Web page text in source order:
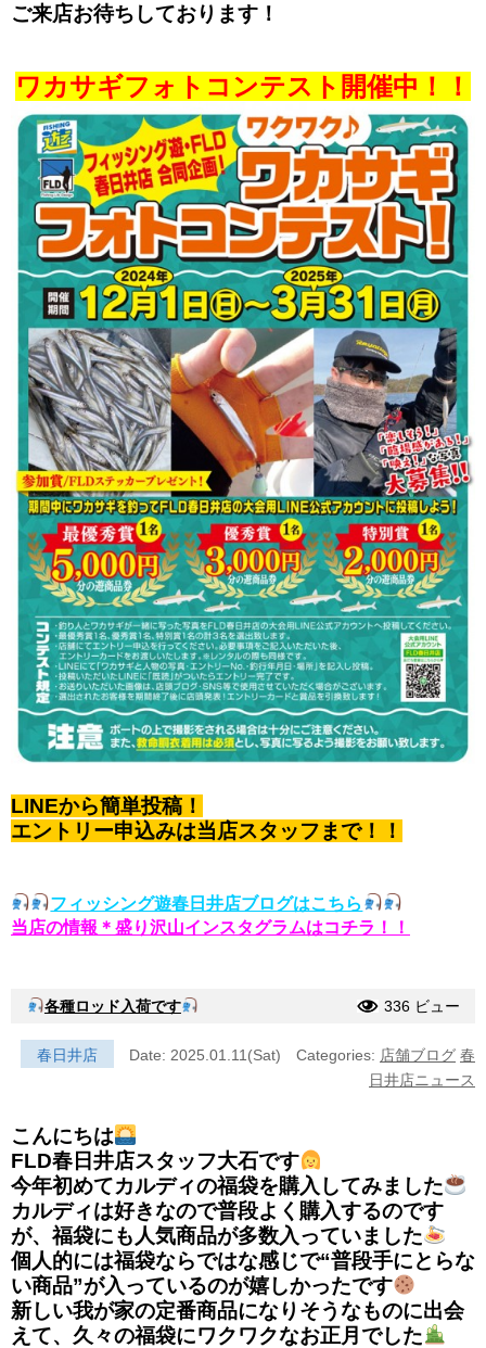
ご来店お待ちしております！
ワカサギフォトコンテスト開催中！！
LINEから簡単投稿！
エントリー申込みは当店スタッフまで！！
フィッシング遊春日井店ブログはこちら
当店の情報＊盛り沢山インスタグラムはコチラ！！
各種ロッド入荷です 336 ビュー
春日井店 Date: 2025.01.11(Sat) Categories: 店舗ブログ 春
日井店ニュース
こんにちは
FLD春日井店スタッフ大石です
今年初めてカルディの福袋を購入してみました
カルディは好きなので普段よく購入するのです
が、福袋にも人気商品が多数入っていました
個人的には福袋ならではな感じで“普段手にとらな
い商品”が入っているのが嬉しかったです
新しい我が家の定番商品になりそうなものに出会
えて、久々の福袋にワクワクなお正月でした